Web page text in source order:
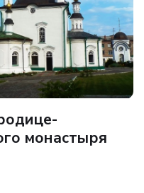
монастыря